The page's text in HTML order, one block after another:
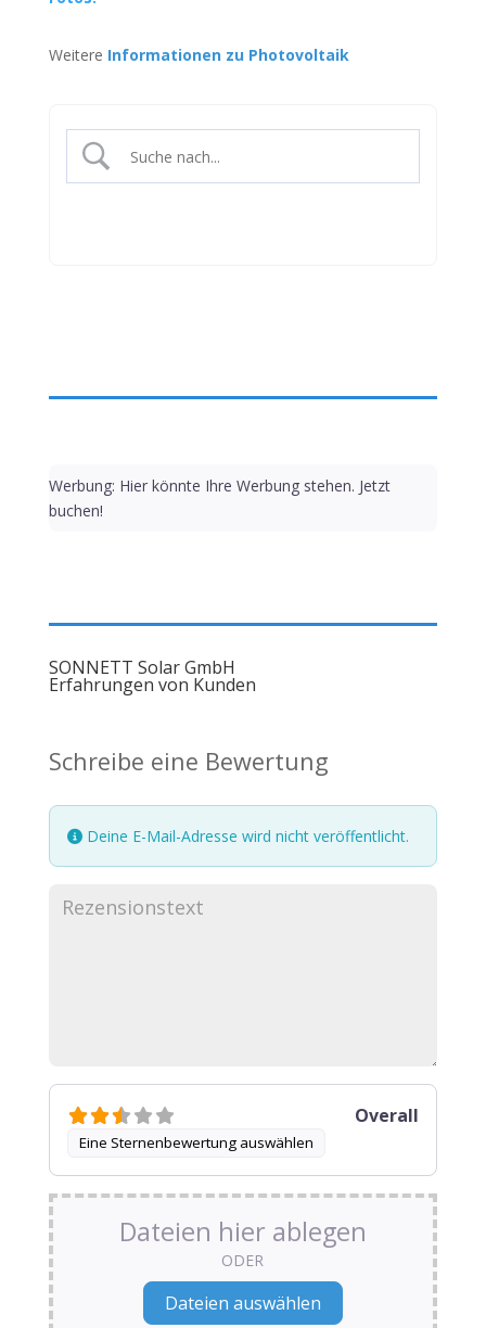
Weitere Informationen zu Photovoltaik
Werbung: Hier könnte Ihre Werbung stehen. Jetzt
buchen!
SONNETT Solar GmbH
Erfahrungen von Kunden
Schreibe eine Bewertung
Deine E-Mail-Adresse wird nicht veröffentlicht.
Eine Sternenbewertung auswählen
Overall
Dateien hier ablegen
ODER